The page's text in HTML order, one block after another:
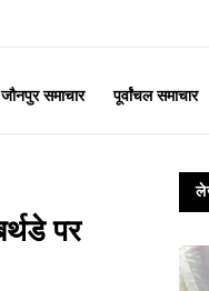
जौनपुर समाचार पूर्वांचल समाचार
पर